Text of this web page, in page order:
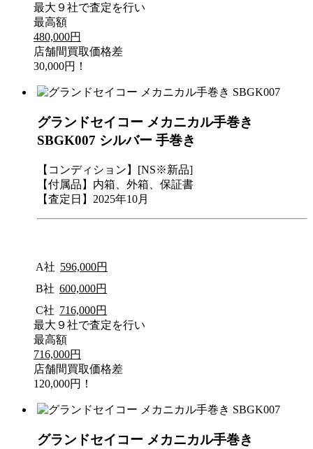
最大９社で査定を行い
最高額
480,000円
店舗間買取価格差
30,000円！
グランドセイコー メカニカル手巻き
SBGK007 シルバー 手巻き
【コンディション】[NS※新品]
【付属品】内箱、外箱、保証書
【査定日】2025年10月
A社 596,000円
B社 600,000円
C社 716,000円
最大９社で査定を行い
最高額
716,000円
店舗間買取価格差
120,000円！
グランドセイコー メカニカル手巻き